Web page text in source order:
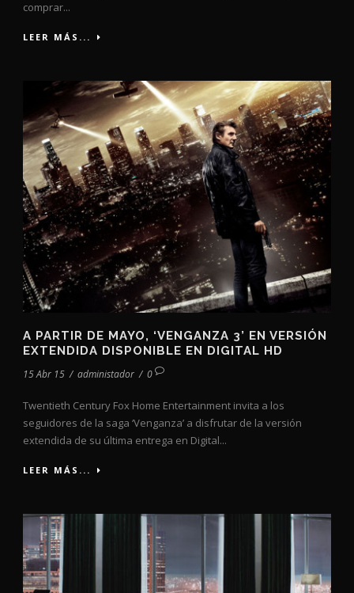
comprar...
LEER MÁS...
A PARTIR DE MAYO, ‘VENGANZA 3’ EN VERSIÓN
EXTENDIDA DISPONIBLE EN DIGITAL HD
15 Abr 15 / administador / 0
Twentieth Century Fox Home Entertainment invita a los
seguidores de la saga ‘Venganza’ a disfrutar de la versión
extendida de su última entrega en Digital...
LEER MÁS...